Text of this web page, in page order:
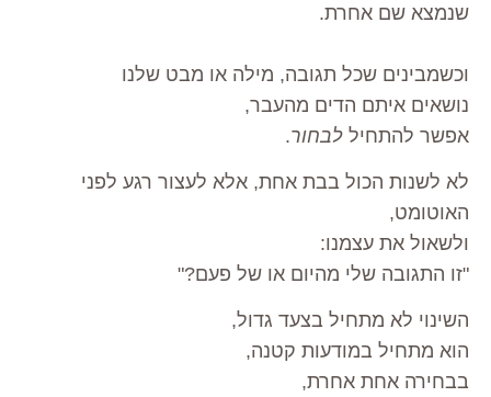
שנמצא שם אחרת.
וכשמבינים שכל תגובה, מילה או מבט שלנו
נושאים איתם הדים מהעבר,
אפשר להתחיל לבחור.
לא לשנות הכול בבת אחת, אלא לעצור רגע לפני
האוטומט,
ולשאול את עצמנו:
"זו התגובה שלי מהיום או של פעם?"
השינוי לא מתחיל בצעד גדול,
הוא מתחיל במודעות קטנה,
בבחירה אחת אחרת,